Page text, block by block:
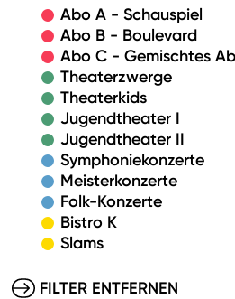
Abo A - Schauspiel
Abo B - Boulevard
Abo C - Gemischtes
Theaterzwerge
Theaterkids
Jugendtheater I
Jugendtheater II
Symphoniekonzerte
Meisterkonzerte
Folk-Konzerte
Bistro K
Slams
FILTER ENTFERNEN